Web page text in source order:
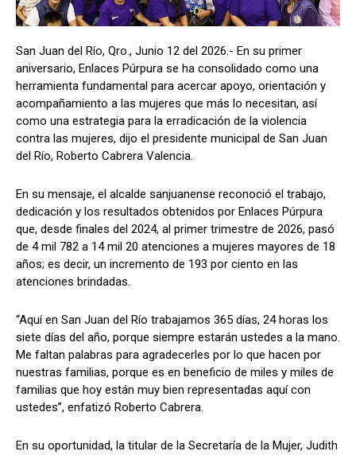
San Juan del Río, Qro., Junio 12 del 2026.- En su primer
aniversario, Enlaces Púrpura se ha consolidado como una
herramienta fundamental para acercar apoyo, orientación y
acompañamiento a las mujeres que más lo necesitan, así
como una estrategia para la erradicación de la violencia
contra las mujeres, dijo el presidente municipal de San Juan
del Río, Roberto Cabrera Valencia.
En su mensaje, el alcalde sanjuanense reconoció el trabajo,
dedicación y los resultados obtenidos por Enlaces Púrpura
que, desde finales del 2024, al primer trimestre de 2026, pasó
de 4 mil 782 a 14 mil 20 atenciones a mujeres mayores de 18
años; es decir, un incremento de 193 por ciento en las
atenciones brindadas.
“Aquí en San Juan del Río trabajamos 365 días, 24 horas los
siete días del año, porque siempre estarán ustedes a la mano.
Me faltan palabras para agradecerles por lo que hacen por
nuestras familias, porque es en beneficio de miles y miles de
familias que hoy están muy bien representadas aquí con
ustedes”, enfatizó Roberto Cabrera.
En su oportunidad, la titular de la Secretaría de la Mujer, Judith